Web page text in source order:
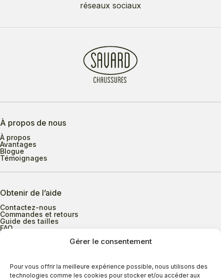
Gérer le consentement
Pour vous offrir la meilleure expérience possible, nous utilisons des
technologies comme les cookies pour stocker et/ou accéder aux
réseaux sociaux
À propos de nous
À propos
Avantages
Blogue
Témoignages
Obtenir de l’aide
Contactez-nous
Commandes et retours
Guide des tailles
FAQ
Heures d’ouverture